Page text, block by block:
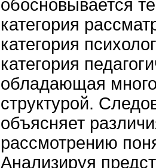
обосновывается
категория
категория
категория
обладающая
структурой.
объясняет
рассмотрению
Анализируя